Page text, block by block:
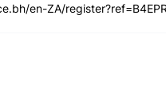
en-ZA/